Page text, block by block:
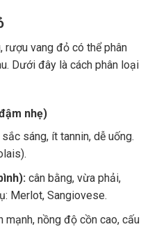
rượu vang đỏ có thể phân
Dưới đây là cách phân loại
nhẹ)
sáng, ít tannin, dễ uống.
cân bằng, vừa phải,
Merlot, Sangiovese.
mạnh, nồng độ cồn cao, cấu